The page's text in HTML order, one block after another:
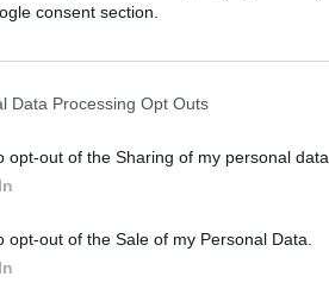
consent section.
Data Processing Opt Outs
opt-out of the Sharing of my personal data.
opt-out of the Sale of my Personal Data.